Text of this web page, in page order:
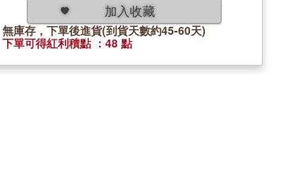
加入收藏
無庫存，下單後進貨(到貨天數約45-60天)
下單可得紅利積點 ：48 點